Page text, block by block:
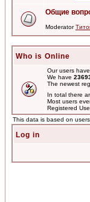
Общие
Moderator
Who is Online
Our users
We have
The newest
In total there
Most users
Registered
This data is based on
Log in